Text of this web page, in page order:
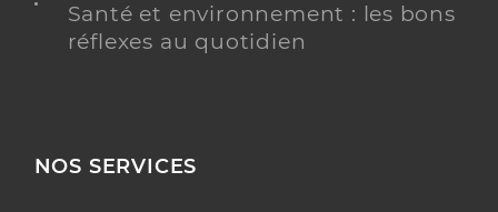
Santé et environnement : les bons
réflexes au quotidien
NOS SERVICES